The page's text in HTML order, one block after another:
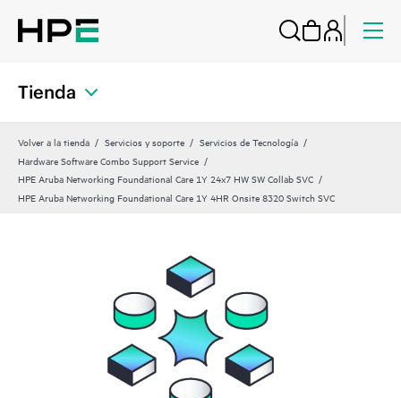
Tienda
Volver a la tienda Servicios y soporte
Servicios de Tecnología
Hardware Software Combo Support Service
HPE Aruba Networking Foundational Care 1Y 24x7 HW SW Collab SVC
HPE Aruba Networking Foundational Care 1Y 4HR Onsite 8320 Switch SVC